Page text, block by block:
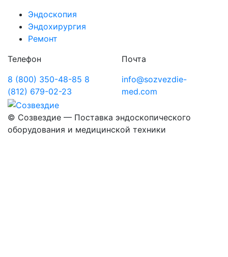
Эндоскопия
Эндохирургия
Ремонт
Телефон
8 (800) 350-48-85 8
(812) 679-02-23
Почта
info@sozvezdie-
med.com
© Созвездие — Поставка эндоскопического
оборудования и медицинской техники